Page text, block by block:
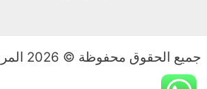
جميع الحقوق محفوظة © 2026 المرشد للتنسيق الطبي